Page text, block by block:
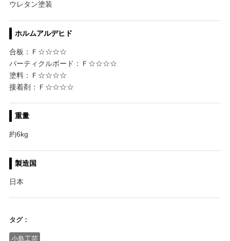
ウレタン塗装
ホルムアルデヒド
合板：Ｆ☆☆☆☆
パーティクルボード：Ｆ☆☆☆☆
塗料：Ｆ☆☆☆☆
接着剤：Ｆ☆☆☆☆
重量
約6kg
製造国
日本
タグ：
小島工芸